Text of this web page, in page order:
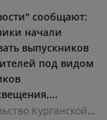
сообщают:
начали
выпускников
под видом
Правительство Курганской области